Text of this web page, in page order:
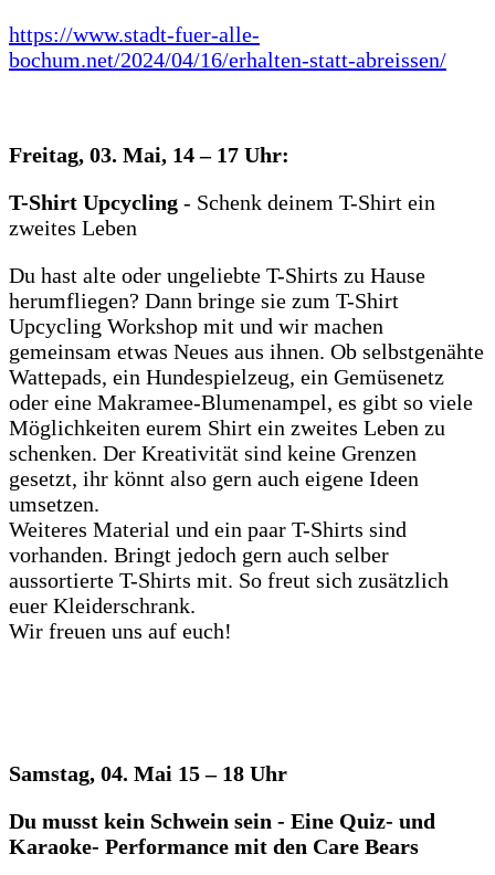
https://www.stadt-fuer-alle-
bochum.net/2024/04/16/erhalten-statt-abreissen/
Freitag, 03. Mai, 14 – 17 Uhr:
T-Shirt Upcycling - Schenk deinem T-Shirt ein
zweites Leben
Du hast alte oder ungeliebte T-Shirts zu Hause
herumfliegen? Dann bringe sie zum T-Shirt
Upcycling Workshop mit und wir machen
gemeinsam etwas Neues aus ihnen. Ob selbstgenähte
Wattepads, ein Hundespielzeug, ein Gemüsenetz
oder eine Makramee-Blumenampel, es gibt so viele
Möglichkeiten eurem Shirt ein zweites Leben zu
schenken. Der Kreativität sind keine Grenzen
gesetzt, ihr könnt also gern auch eigene Ideen
umsetzen.
Weiteres Material und ein paar T-Shirts sind
vorhanden. Bringt jedoch gern auch selber
aussortierte T-Shirts mit. So freut sich zusätzlich
euer Kleiderschrank.
Wir freuen uns auf euch!
Samstag, 04. Mai 15 – 18 Uhr
Du musst kein Schwein sein - Eine Quiz- und
Karaoke- Performance mit den Care Bears